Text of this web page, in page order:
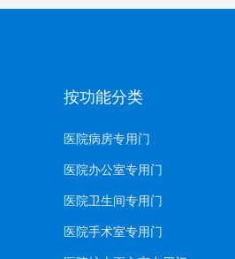
按功能分类
医院病房专用门
医院办公室专用门
医院卫生间专用门
医院手术室专用门